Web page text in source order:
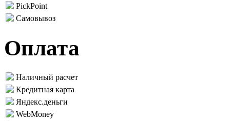
PickPoint
Самовывоз
Оплата
Наличный расчет
Кредитная карта
Яндекс.деньги
WebMoney